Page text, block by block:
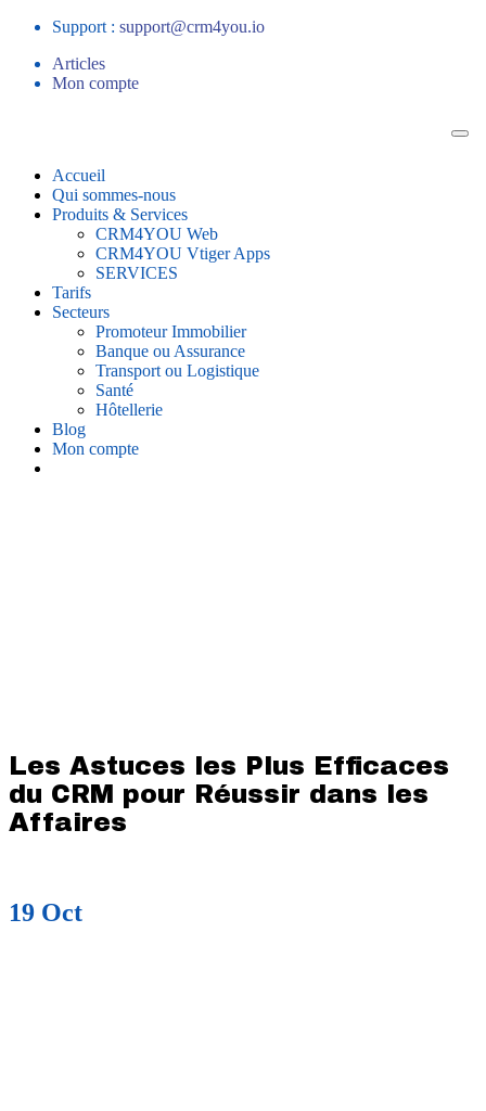
Support : support@crm4you.io
Articles
Mon compte
Accueil
Qui sommes-nous
Produits & Services
CRM4YOU Web
CRM4YOU Vtiger Apps
SERVICES
Tarifs
Secteurs
Promoteur Immobilier
Banque ou Assurance
Transport ou Logistique
Santé
Hôtellerie
Blog
Mon compte
Les Astuces les Plus Efficaces
du CRM pour Réussir dans les
Affaires
19 Oct